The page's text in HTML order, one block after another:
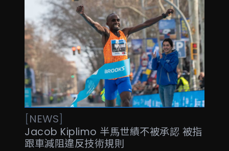
[NEWS]
Jacob Kiplimo 半馬世績不被承認 被指
跟車減阻違反技術規則